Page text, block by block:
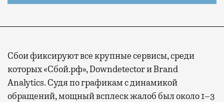
Сбои фиксируют все крупные сервисы, среди
которых «Сбой.рф», Downdetector и Brand
Analytics. Судя по графикам с динамикой
обращений, мощный всплеск жалоб был около 1–3